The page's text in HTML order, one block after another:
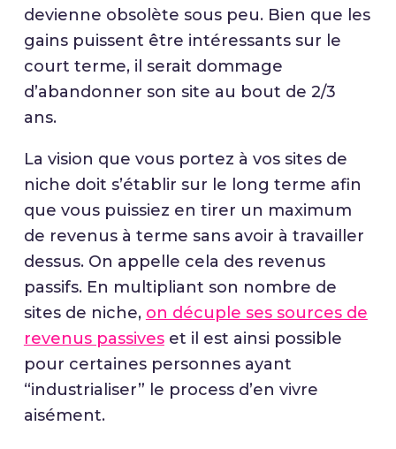
devienne obsolète sous peu. Bien que les
gains puissent être intéressants sur le
court terme, il serait dommage
d’abandonner son site au bout de 2/3
ans.
La vision que vous portez à vos sites de
niche doit s’établir sur le long terme afin
que vous puissiez en tirer un maximum
de revenus à terme sans avoir à travailler
dessus. On appelle cela des revenus
passifs. En multipliant son nombre de
sites de niche, on décuple ses sources de
revenus passiveset il est ainsi possible
pour certaines personnes ayant
“industrialiser” le process d’en vivre
aisément.